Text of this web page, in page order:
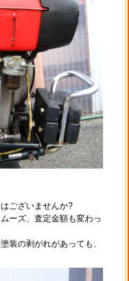
ございませんか?
ーズ、査定金額も変わっ
装の剥がれがあっても、